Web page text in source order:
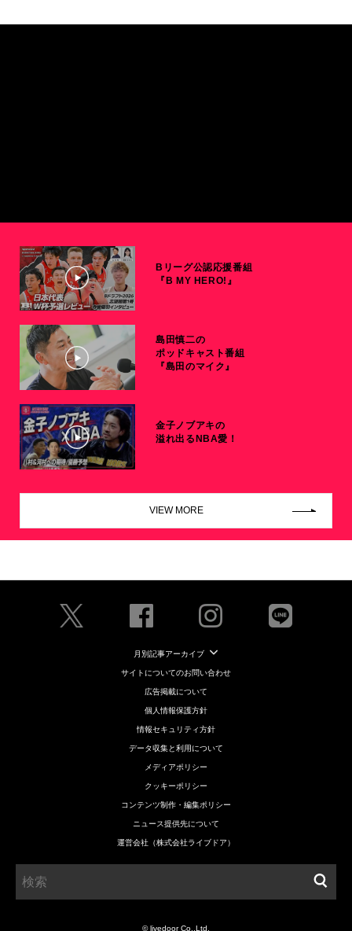
Bリーグ公認応援番組
『B MY HERO!』
島田慎二の
ポッドキャスト番組
『島田のマイク』
金子ノブアキの
溢れ出るNBA愛！
VIEW MORE
月別記事アーカイブ
サイトについてのお問い合わせ
広告掲載について
個人情報保護方針
情報セキュリティ方針
データ収集と利用について
メディアポリシー
クッキーポリシー
コンテンツ制作・編集ポリシー
ニュース提供先について
運営会社（株式会社ライブドア）
© livedoor Co.,Ltd.